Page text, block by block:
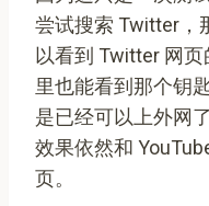
尝试搜索 Twitter，
以看到 Twitter 网
里也能看到那个钥
是已经可以上外网
效果依然和
页。